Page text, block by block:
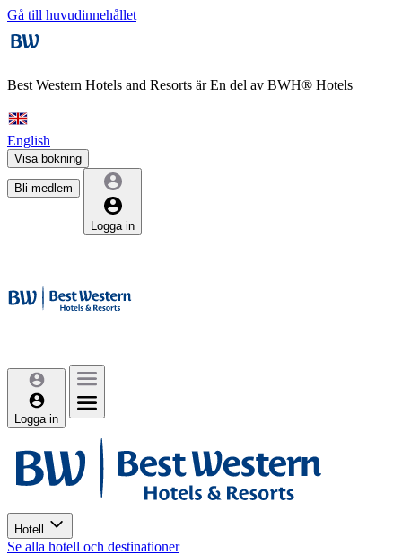
Gå till huvudinnehållet
Best Western Hotels and Resorts ärEn del av BWH® Hotels
English
Visa bokning
Bli medlem
Logga in
Logga in
Hotell
Se alla hotell och destinationer